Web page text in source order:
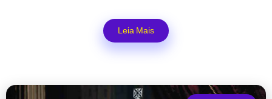
Leia Mais